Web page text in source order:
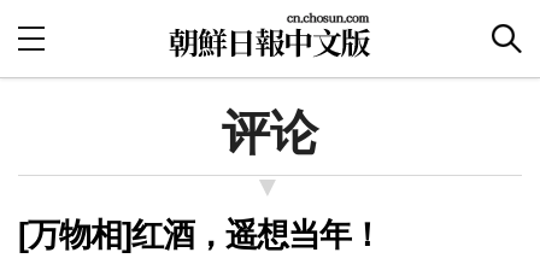
评论
[万物相]红酒，遥想当年！